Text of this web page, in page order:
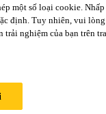
một số loại cookie.
định. Tuy nhiên, vui
nghiệm của bạn trên